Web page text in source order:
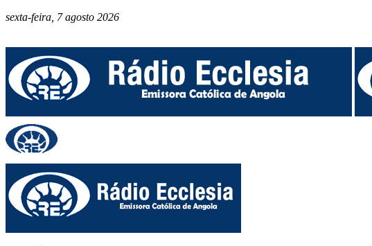
sexta-feira, 7 agosto 2026